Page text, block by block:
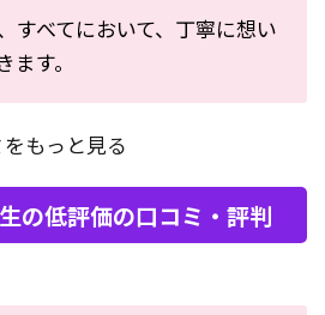
すべてにおいて、丁寧に想い
す。
もっと見る
の低評価の口コミ・評判